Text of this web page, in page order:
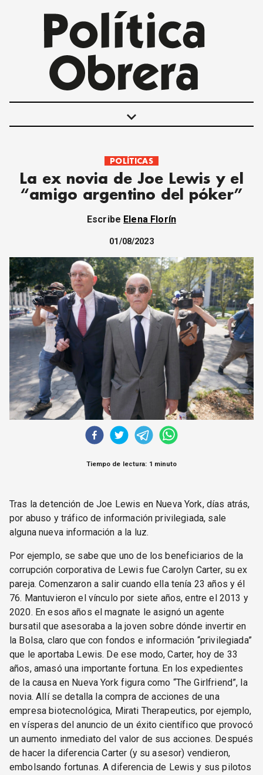
keyboard_arrow_down
POLÍTICAS
INTERNACIONALES
MOVIMIENTO OBRERO
ECONOMÍA
SOCIEDAD Y CULTURA
JUVENTUD
CORREO DE LECTORES
DEBATE
ARCHIVO
DECLARACIONES
OPINIÓN
ALTAMIRA RESPONDE
Política Obrera Revista
CONTACTO
POLÍTICAS
La ex novia de Joe Lewis y el
“amigo argentino del póker”
Escribe Elena Florín
01/08/2023
Tiempo de lectura: 1 minuto
Tras la detención de Joe Lewis en Nueva York, días atrás,
por abuso y tráfico de información privilegiada, sale
alguna nueva información a la luz.
Por ejemplo, se sabe que uno de los beneficiarios de la
corrupción corporativa de Lewis fue Carolyn Carter, su ex
pareja. Comenzaron a salir cuando ella tenía 23 años y él
76. Mantuvieron el vínculo por siete años, entre el 2013 y
2020. En esos años el magnate le asignó un agente
bursatil que asesoraba a la joven sobre dónde invertir en
la Bolsa, claro que con fondos e información “privilegiada”
que le aportaba Lewis. De ese modo, Carter, hoy de 33
años, amasó una importante fortuna. En los expedientes
de la causa en Nueva York figura como “The Girlfriend”, la
novia. Allí se detalla la compra de acciones de una
empresa biotecnológica, Mirati Therapeutics, por ejemplo,
en vísperas del anuncio de un éxito científico que provocó
un aumento inmediato del valor de sus acciones. Después
de hacer la diferencia Carter (y su asesor) vendieron,
embolsando fortunas. A diferencia de Lewis y sus pilotos